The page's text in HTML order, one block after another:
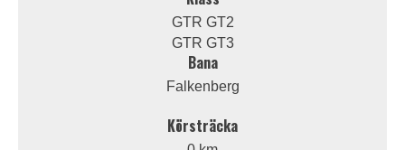
GTR GT2
GTR GT3
Bana
Falkenberg
Körsträcka